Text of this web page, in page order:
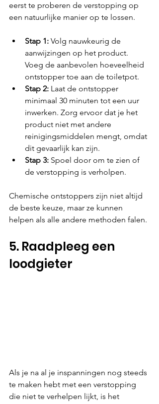
eerst te proberen de verstopping op
een natuurlijke manier op te lossen.
Stap 1: Volg nauwkeurig de
aanwijzingen op het product.
Voeg de aanbevolen hoeveelheid
ontstopper toe aan de toiletpot.
Stap 2: Laat de ontstopper
minimaal 30 minuten tot een uur
inwerken. Zorg ervoor dat je het
product niet met andere
reinigingsmiddelen mengt, omdat
dit gevaarlijk kan zijn.
Stap 3: Spoel door om te zien of
de verstopping is verholpen.
Chemische ontstoppers zijn niet altijd
de beste keuze, maar ze kunnen
helpen als alle andere methoden falen.
5. Raadpleeg een
loodgieter
Als je na al je inspanningen nog steeds
te maken hebt met een verstopping
die niet te verhelpen lijkt, is het